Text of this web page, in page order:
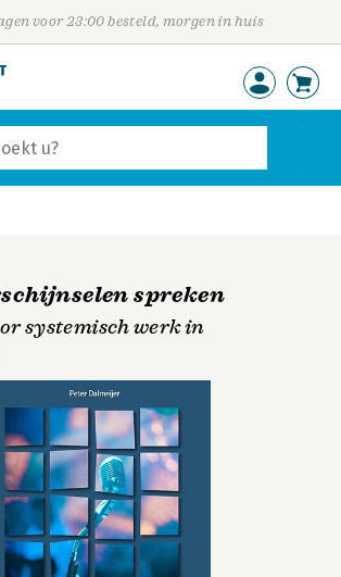
voor 23:00 besteld, morgen in huis
spreken
systemisch werk in